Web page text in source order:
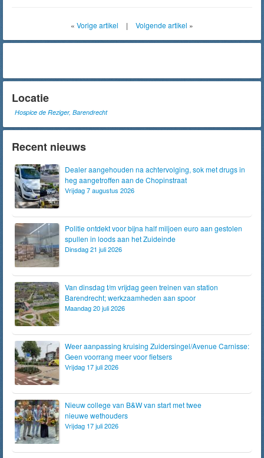
« Vorige artikel | Volgende artikel »
Locatie
Hospice de Reziger, Barendrecht
Recent nieuws
Dealer aangehouden na achtervolging, sok met drugs in
heg aangetroffen aan de Chopinstraat
Vrijdag 7 augustus 2026
Politie ontdekt voor bijna half miljoen euro aan gestolen
spullen in loods aan het Zuideinde
Dinsdag 21 juli 2026
Van dinsdag t/m vrijdag geen treinen van station
Barendrecht; werkzaamheden aan spoor
Maandag 20 juli 2026
Weer aanpassing kruising Zuidersingel/Avenue Carnisse:
Geen voorrang meer voor fietsers
Vrijdag 17 juli 2026
Nieuw college van B&W van start met twee
nieuwe wethouders
Vrijdag 17 juli 2026